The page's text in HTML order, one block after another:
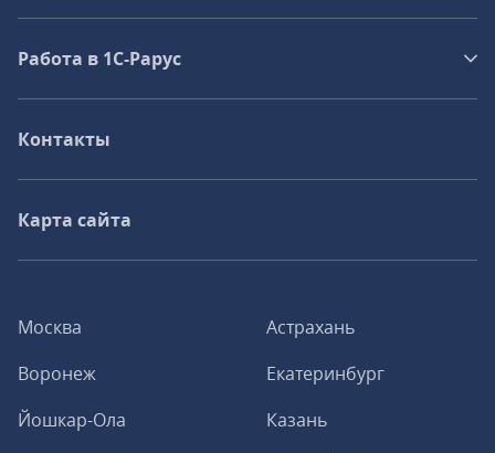
Москва
Астрахань
Воронеж
Екатеринбург
Йошкар-Ола
Казань
Работа в 1С‑Рарус
Контакты
Карта сайта